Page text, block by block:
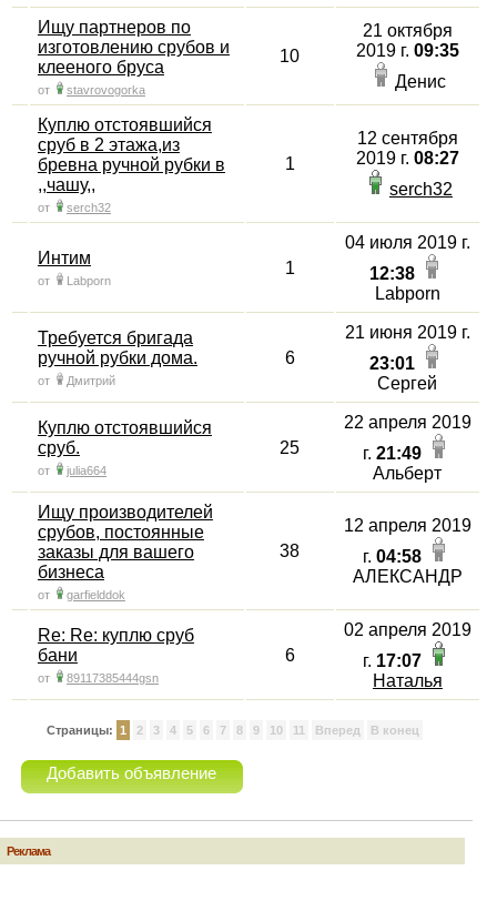
Ищу партнеров по
изготовлению срубов и
клееного бруса
от stavrovogorka
10
21 октября
2019 г. 09:35
Денис
Куплю отстоявшийся
сруб в 2 этажа,из
бревна ручной рубки в
,,чашу,,
от serch32
1
12 сентября
2019 г. 08:27
serch32
Интим
от Labporn
1
04 июля 2019 г.
12:38
Labporn
Требуется бригада
ручной рубки дома.
от Дмитрий
6
21 июня 2019 г.
23:01
Сергей
Куплю отстоявшийся
сруб.
от julia664
25
22 апреля 2019
г. 21:49
Альберт
Ищу производителей
срубов, постоянные
заказы для вашего
бизнеса
от garfielddok
38
12 апреля 2019
г. 04:58
АЛЕКСАНДР
Re: Re: куплю сруб
бани
от 89117385444gsn
6
02 апреля 2019
г. 17:07
Наталья
Страницы: 1 2 3 4 5 6 7 8 9 10 11 Вперед В конец
Добавить объявление
Реклама